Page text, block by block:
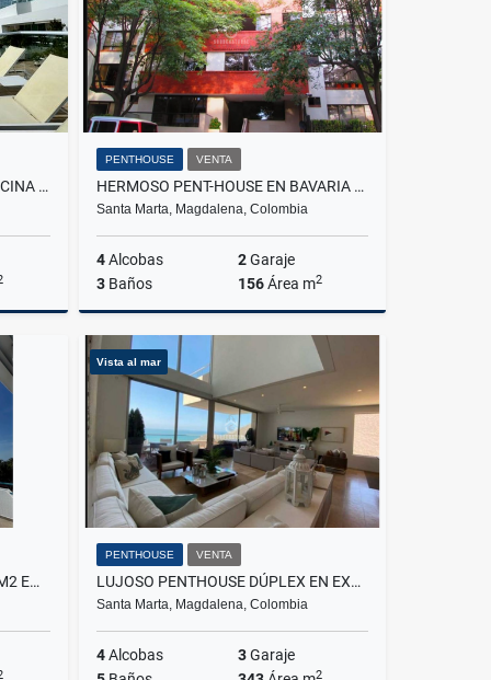
PENTHOUSE EN VENTA CON PISCINA PRIVADA EN SANTA MARTA
Venta
PENTHOUSE VENTA
HERMOSO PENT-HOUSE EN BAVARIA SANTA MARTA
Santa Marta, Magdalena, Colombia
4Alcobas 2Garaje
3Baños 156Área m2
Venta
$550.000.000
INCREÍBLE PENTHOUSE DE 213M2 EN BELLO HORIZONTE, SALIDA AL MAR
Vista al mar
PENTHOUSE VENTA
LUJOSO PENTHOUSE DÚPLEX EN EXCLUSIVO SECTOR DE POZOS COLORADOS
Santa Marta, Magdalena, Colombia
4Alcobas 3Garaje
2